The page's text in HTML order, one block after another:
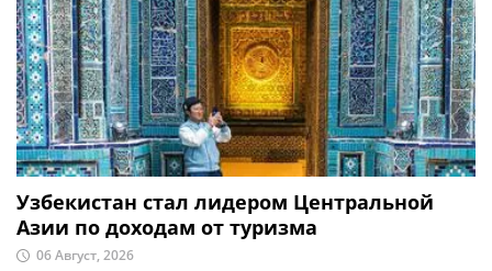
Узбекистан стал лидером Центральной
Азии по доходам от туризма
06 Август, 2026